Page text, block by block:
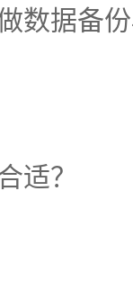
数据备
适？